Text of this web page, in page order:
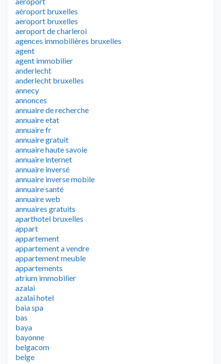
aéroport bruxelles
aeroport bruxelles
aeroport de charleroi
agences immobilières bruxelles
agent
agent immobilier
anderlecht
anderlecht bruxelles
annecy
annonces
annuaire de recherche
annuaire etat
annuaire fr
annuaire gratuit
annuaire haute savoie
annuaire internet
annuaire inversé
annuaire inverse mobile
annuaire santé
annuaire web
annuaires gratuits
aparthotel bruxelles
appart
appartement
appartement a vendre
appartement meuble
appartements
atrium immobilier
azalai
azalai hotel
baia spa
bas
baya
bayonne
belgacom
belge